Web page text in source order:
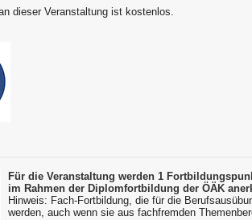
dieser Veranstaltung ist kostenlos.
Für die Veranstaltung werden 1
im Rahmen der Diplomfortbildung der ÖÄK
Hinweis: Fach-Fortbildung, die für die
werden, auch wenn sie aus fachfremden